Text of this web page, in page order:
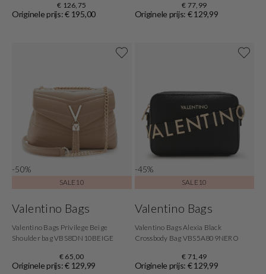
€ 126,75
Originele prijs: € 195,00
€ 77,99
Originele prijs: € 129,99
-50%
SALE10
Valentino Bags
Valentino Bags Privilege Beige
Shoulder bag VBS8DN10BEIGE
€ 65,00
Originele prijs: € 129,99
-45%
SALE10
Valentino Bags
Valentino Bags Alexia Black
Crossbody Bag VBS5A809NERO
€ 71,49
Originele prijs: € 129,99